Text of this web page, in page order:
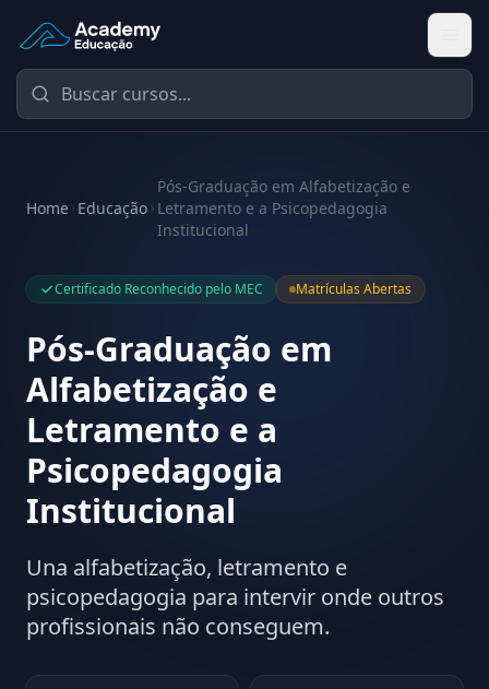
Academy Educação — Página Inicial
Home Educação
Pós-Graduação em Alfabetização e
Letramento e a Psicopedagogia
Institucional
Certificado Reconhecido pelo MEC Matrículas Abertas
Pós-Graduação em
Alfabetização e
Letramento e a
Psicopedagogia
Institucional
Una alfabetização, letramento e
psicopedagogia para intervir onde outros
profissionais não conseguem.